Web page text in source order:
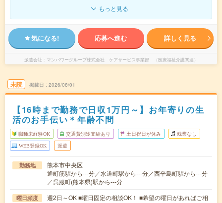
もっと見る
気になる! 応募へ進む 詳しく見る
派遣会社 マンパワーグループ株式会社 ケアサービス事業部 （医療福祉介護関連）
未読 掲載日 2026/08/01
【16時まで勤務で日収1万円～】お年寄りの生
活のお手伝い＊年齢不問
職種未経験OK 交通費別途支給あり 土日祝日が休み 残業なし
WEB登録OK 派遣
勤務地
熊本市中央区
通町筋駅から---分／水道町駅から---分／西辛島町駅から---分
／呉服町(熊本県)駅から---分
曜日頻度
週2日～OK ■曜日固定の相談OK！ ■希望の曜日があればご相